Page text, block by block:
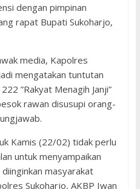
dengan pimpinan
rapat Bupati Sukoharjo,
media, Kapolres
mengatakan tuntutan
”Rakyat Menagih Janji”
rawan disusupi orang-
Kamis (22/02) tidak perlu
untuk menyampaikan
masyarakat
Sukoharjo, AKBP Iwan